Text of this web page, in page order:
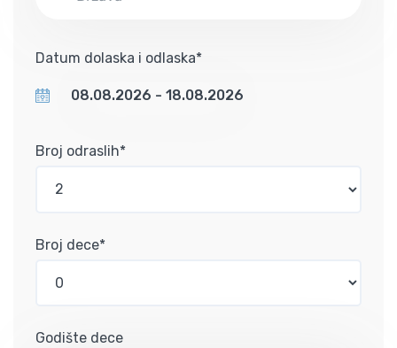
Datum dolaska i odlaska*
Broj odraslih*
Broj dece*
Godište dece